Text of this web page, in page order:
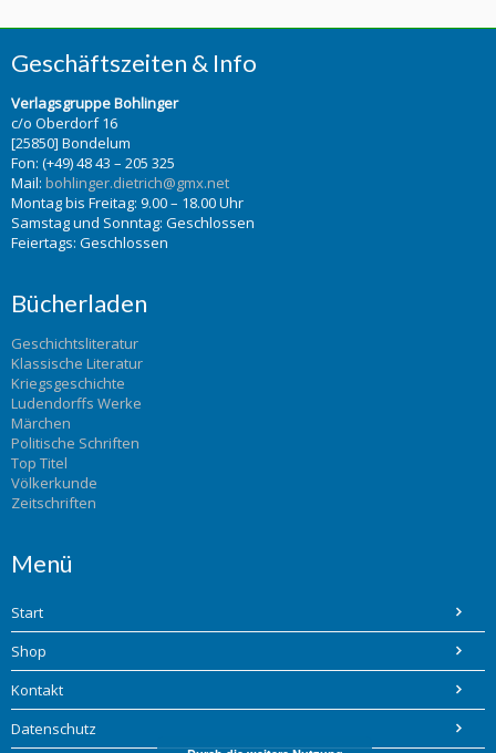
Geschäftszeiten & Info
Verlagsgruppe Bohlinger
c/o Oberdorf 16
[25850] Bondelum
Fon: (+49) 48 43 – 205 325
Mail: bohlinger.dietrich@gmx.net
Montag bis Freitag: 9.00 – 18.00 Uhr
Samstag und Sonntag: Geschlossen
Feiertags: Geschlossen
Bücherladen
Geschichtsliteratur
Klassische Literatur
Kriegsgeschichte
Ludendorffs Werke
Märchen
Politische Schriften
Top Titel
Völkerkunde
Zeitschriften
Menü
Start
Shop
Kontakt
Datenschutz